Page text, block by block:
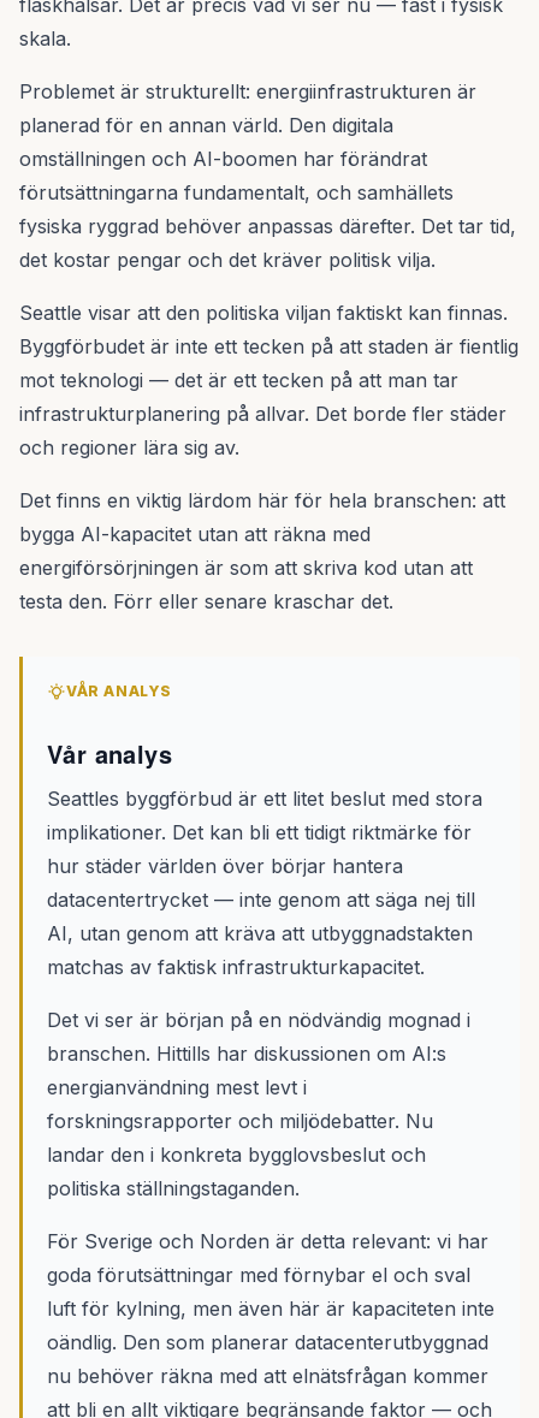
flaskhalsar. Det är precis vad vi ser nu — fast i fysisk
skala.
Problemet är strukturellt: energiinfrastrukturen är
planerad för en annan värld. Den digitala
omställningen och AI-boomen har förändrat
förutsättningarna fundamentalt, och samhällets
fysiska ryggrad behöver anpassas därefter. Det tar tid,
det kostar pengar och det kräver politisk vilja.
Seattle visar att den politiska viljan faktiskt kan finnas.
Byggförbudet är inte ett tecken på att staden är fientlig
mot teknologi — det är ett tecken på att man tar
infrastrukturplanering på allvar. Det borde fler städer
och regioner lära sig av.
Det finns en viktig lärdom här för hela branschen: att
bygga AI-kapacitet utan att räkna med
energiförsörjningen är som att skriva kod utan att
testa den. Förr eller senare kraschar det.
VÅR ANALYS
Vår analys
Seattles byggförbud är ett litet beslut med stora
implikationer. Det kan bli ett tidigt riktmärke för
hur städer världen över börjar hantera
datacentertrycket — inte genom att säga nej till
AI, utan genom att kräva att utbyggnadstakten
matchas av faktisk infrastrukturkapacitet.
Det vi ser är början på en nödvändig mognad i
branschen. Hittills har diskussionen om AI:s
energianvändning mest levt i
forskningsrapporter och miljödebatter. Nu
landar den i konkreta bygglovsbeslut och
politiska ställningstaganden.
För Sverige och Norden är detta relevant: vi har
goda förutsättningar med förnybar el och sval
luft för kylning, men även här är kapaciteten inte
oändlig. Den som planerar datacenterutbyggnad
nu behöver räkna med att elnätsfrågan kommer
att bli en allt viktigare begränsande faktor — och